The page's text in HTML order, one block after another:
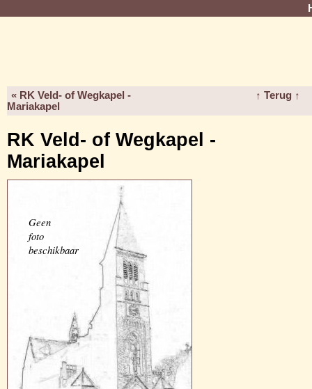
« RK Veld- of Wegkapel -
Mariakapel
↑ Terug ↑
RK Veld- of Wegkapel -
Mariakapel
Geen
foto
beschikbaar